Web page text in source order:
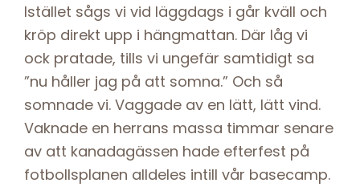
Istället sågs vi vid läggdags i går kväll och
kröp direkt upp i hängmattan. Där låg vi
ock pratade, tills vi ungefär samtidigt sa
”nu håller jag på att somna.” Och så
somnade vi. Vaggade av en lätt, lätt vind.
Vaknade en herrans massa timmar senare
av att kanadagässen hade efterfest på
fotbollsplanen alldeles intill vår basecamp.